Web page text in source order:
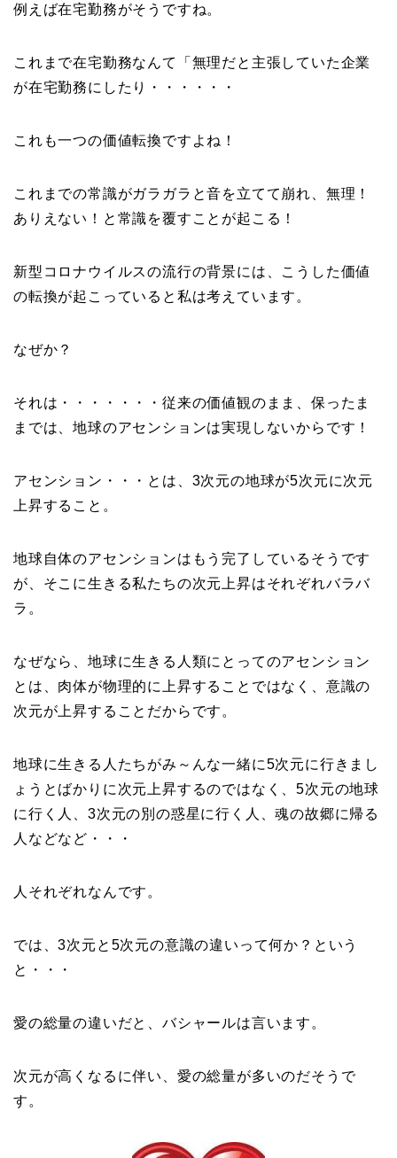
例えば在宅勤務がそうですね。
これまで在宅勤務なんて「無理だと主張していた企業
が在宅勤務にしたり・・・・・・
これも一つの価値転換ですよね！
これまでの常識がガラガラと音を立てて崩れ、無理！
ありえない！と常識を覆すことが起こる！
新型コロナウイルスの流行の背景には、こうした価値
の転換が起こっていると私は考えています。
なぜか？
それは・・・・・・・従来の価値観のまま、保ったま
までは、地球のアセンションは実現しないからです！
アセンション・・・とは、3次元の地球が5次元に次元
上昇すること。
地球自体のアセンションはもう完了しているそうです
が、そこに生きる私たちの次元上昇はそれぞれバラバ
ラ。
なぜなら、地球に生きる人類にとってのアセンション
とは、肉体が物理的に上昇することではなく、意識の
次元が上昇することだからです。
地球に生きる人たちがみ～んな一緒に5次元に行きまし
ょうとばかりに次元上昇するのではなく、5次元の地球
に行く人、3次元の別の惑星に行く人、魂の故郷に帰る
人などなど・・・
人それぞれなんです。
では、3次元と5次元の意識の違いって何か？という
と・・・
愛の総量の違いだと、バシャールは言います。
次元が高くなるに伴い、愛の総量が多いのだそうで
す。